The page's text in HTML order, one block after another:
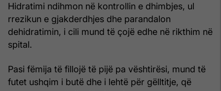
Hidratimi ndihmon në kontrollin e dhimbjes, ul
rrezikun e gjakderdhjes dhe parandalon
dehidratimin, i cili mund të çojë edhe në rikthim në
spital.
Pasi fëmija të fillojë të pijë pa vështirësi, mund të
futet ushqim i butë dhe i lehtë për gëlltitje, që